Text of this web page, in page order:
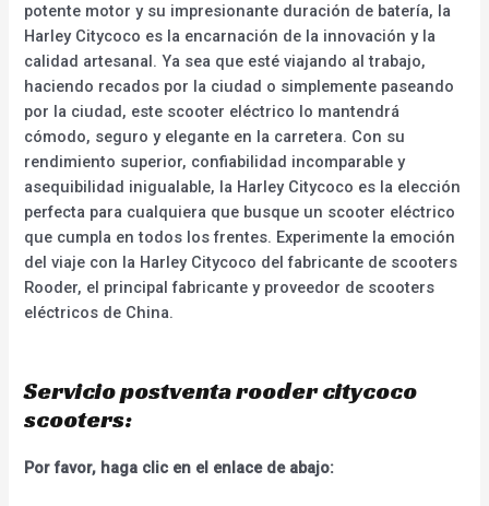
potente motor y su impresionante duración de batería, la
Harley Citycoco es la encarnación de la innovación y la
calidad artesanal. Ya sea que esté viajando al trabajo,
haciendo recados por la ciudad o simplemente paseando
por la ciudad, este scooter eléctrico lo mantendrá
cómodo, seguro y elegante en la carretera. Con su
rendimiento superior, confiabilidad incomparable y
asequibilidad inigualable, la Harley Citycoco es la elección
perfecta para cualquiera que busque un scooter eléctrico
que cumpla en todos los frentes. Experimente la emoción
del viaje con la Harley Citycoco del fabricante de scooters
Rooder, el principal fabricante y proveedor de scooters
eléctricos de China.
Servicio postventa rooder citycoco
scooters:
Por favor, haga clic en el enlace de abajo: